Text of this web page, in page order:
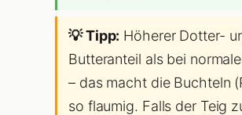
💡 Tipp: Höherer Dotter-
Butteranteil als bei
– das macht die Buchteln
so flaumig. Falls der Teig